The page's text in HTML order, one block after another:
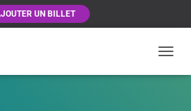
UN BILLET